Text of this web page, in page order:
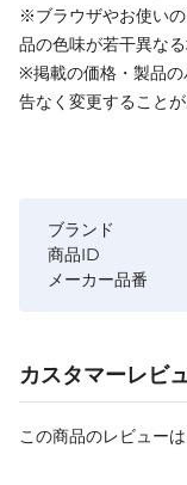
※ブラウザやお使い
品の色味が若干異なる
※掲載の価格・製品
告なく変更すること
ブランド
商品ID
メーカー品番
カスタマーレビ
この商品のレビューは